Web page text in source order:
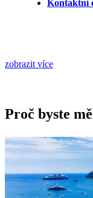
Kontaktní
zobrazit více
Proč byste